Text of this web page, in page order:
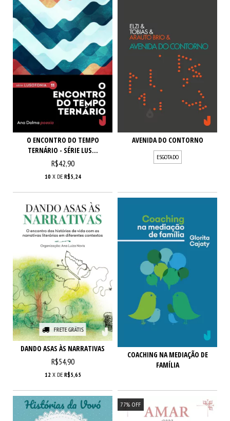
O ENCONTRO DO TEMPO
TERNÁRIO - SÉRIE LUS...
R$42,90
10 X DE R$5,24
AVENIDA DO CONTORNO
ESGOTADO
FRETE GRÁTIS
DANDO ASAS ÀS NARRATIVAS
R$54,90
12 X DE R$5,65
COACHING NA MEDIAÇÃO DE
FAMÍLIA
77% OFF